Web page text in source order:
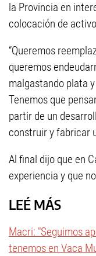
la Provincia en
colocación de
“Queremos
queremos
malgastando plata
Tenemos que
partir de un
construir y fabricar
Al final dijo que en
experiencia y que
LEÉ MÁS
Macri: "Seguimos
tenemos en Vaca